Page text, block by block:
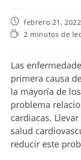
Publicación
de
la
febrero 21, 2022
Tiempo2 minutos de
Las
primera causa
la mayoría de
problema
cardiacas.
salud
reducir este